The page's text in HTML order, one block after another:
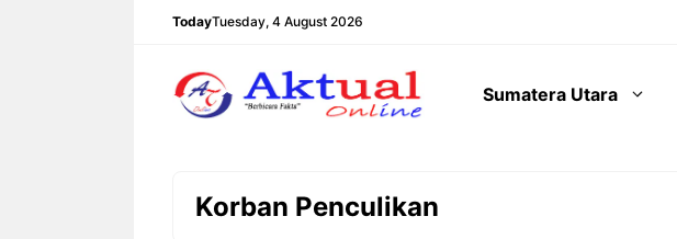
TodayTuesday, 4 August 2026
Sumatera Utara
Korban Penculikan